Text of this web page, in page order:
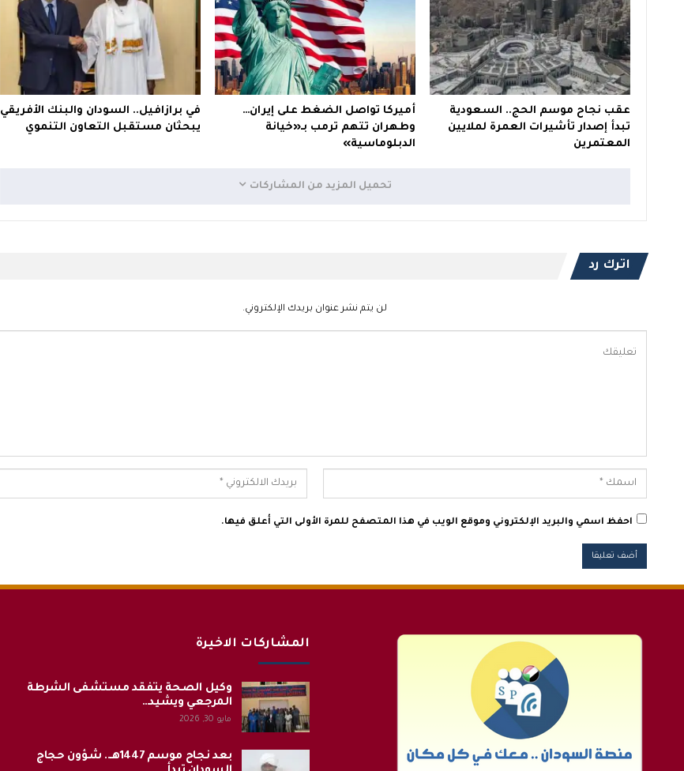
عقب نجاح موسم الحج.. السعودية
تبدأ إصدار تأشيرات العمرة لملايين
المعتمرين
أميركا تواصل الضغط على إيران…
وطهران تتهم ترمب بـ«خيانة
⁠الدبلوماسية»
في برازافيل.. السودان والبنك الأفريقي
يبحثان مستقبل التعاون التنموي
تحميل المزيد من المشاركات
اترك رد
لن يتم نشر عنوان بريدك الإلكتروني.
احفظ اسمي والبريد الإلكتروني وموقع الويب في هذا المتصفح للمرة الأولى التي أعلق فيها.
المشاركات الاخيرة
وكيل الصحة يتفقد مستشفى الشرطة
المرجعي ويشيد…
مايو 30, 2026
بعد نجاح موسم 1447هـ.. شؤون حجاج